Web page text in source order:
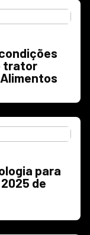
trator
para
de